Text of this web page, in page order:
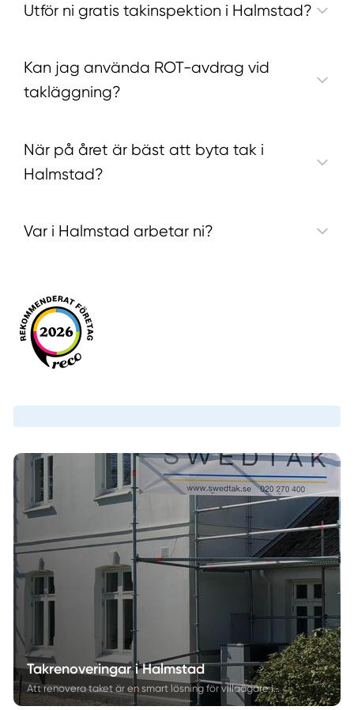
Utför ni gratis takinspektion i Halmstad?
Kan jag använda ROT-avdrag vid
takläggning?
När på året är bäst att byta tak i
Halmstad?
Var i Halmstad arbetar ni?
Takrenoveringar i Halmstad
Att renovera taket är en smart lösning för villaägare i Halmstad som vill förlänga takets livslängd utan att byta ut det helt. I denna artikel ger vi tips om vad som bör göras vid en takrenovering, vilka fördelar det innebär och varför det kan vara det bästa alternativet för ditt tak. Lär dig mer om processen och hur Swedtak kan hjälpa dig med en professionell takrenovering.